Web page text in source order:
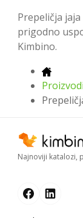
Prepeličja
prigodno
Kimbino.
Proizvodi
Najnoviji katalozi,